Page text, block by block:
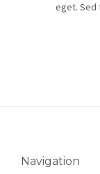
eget. Sed
Navigation